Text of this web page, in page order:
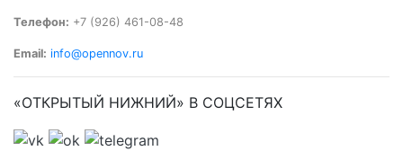
Телефон: +7 (926) 461-08-48
Email: info@opennov.ru
«ОТКРЫТЫЙ НИЖНИЙ» В СОЦСЕТЯХ